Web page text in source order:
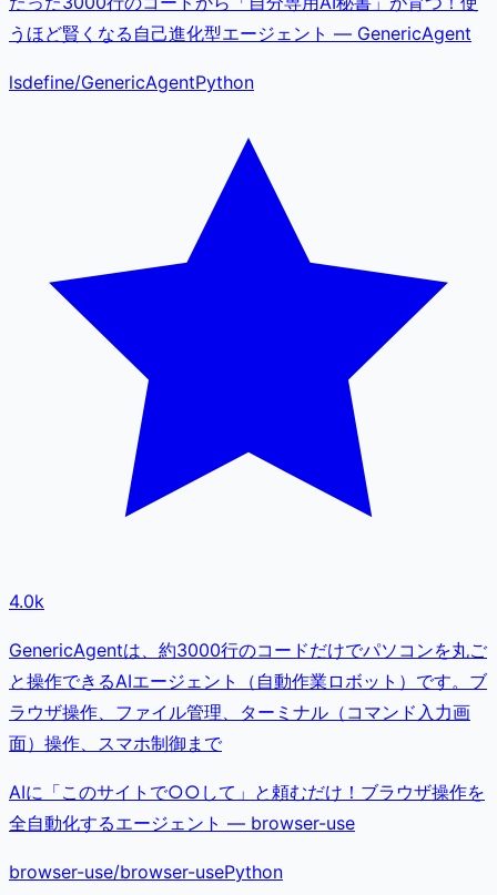
うほど賢くなる自己進化型エージェント — GenericAgent
lsdefine/GenericAgentPython
4.0k
GenericAgentは、約3000行のコードだけでパソコンを丸ご
と操作できるAIエージェント（自動作業ロボット）です。ブ
ラウザ操作、ファイル管理、ターミナル（コマンド入力画
面）操作、スマホ制御まで
AIに「このサイトで○○して」と頼むだけ！ブラウザ操作を
全自動化するエージェント — browser-use
browser-use/browser-usePython